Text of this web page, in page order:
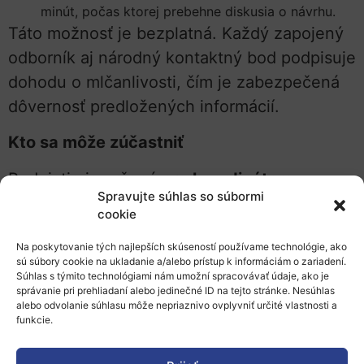
Spravujte súhlas so súbormi
cookie
Na poskytovanie tých najlepších skúseností používame technológie, ako
sú súbory cookie na ukladanie a/alebo prístup k informáciám o zariadení.
Súhlas s týmito technológiami nám umožní spracovávať údaje, ako je
správanie pri prehliadaní alebo jedinečné ID na tejto stránke. Nesúhlas
alebo odvolanie súhlasu môže nepriaznivo ovplyvniť určité vlastnosti a
funkcie.
minút, počas ktorej prebehne diskusia o návrhu.
Táto možnosť je bezplatná. Každý zapojený
odborník aj národný kontaktný bod podpisuje
dohodu o mlčanlivosti, čím je zabezpečená
dôvernosť predložených informácií.
Kto sa môže zúčastniť
Podujatie je určené prekoordinátorov
projektových návrhov, ktorí majú návrh
finálny text). Účasť jedného zástupcu
partnera je dobrovoľná, no odporúčaná. V
prípade potreby môže koordinátor delegovať
účasť na inú osobu.